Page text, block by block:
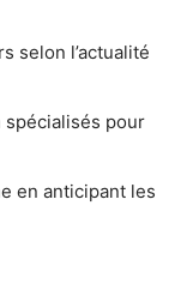
selon l’actualité
pour
en anticipant les